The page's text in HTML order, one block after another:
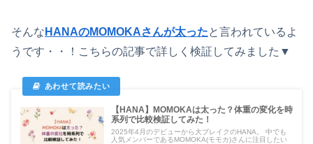
そんな HANAのMOMOKAさんが太ったと言われているよ
うです・・！こちらの記事で詳しく検証してみました▼
【HANA】MOMOKAは太った？体重の変化を時
系列で比較検証してみた！
2025年4月のデビューから大ブレイクのHANA。 中でも
人気メンバーであるMOMOKA(モモカ)さんに注目したい